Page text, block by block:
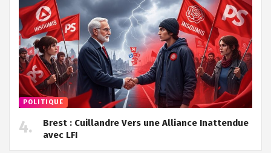
POLITIQUE
Brest : Cuillandre Vers une Alliance Inattendue
avec LFI